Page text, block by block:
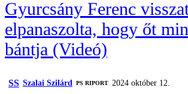
Gyurcsány Ferenc
elpanaszolta, hogy őt
bántja (Videó)
SS Szalai Szilárd ‎PS RIPORT
2024 október 12.